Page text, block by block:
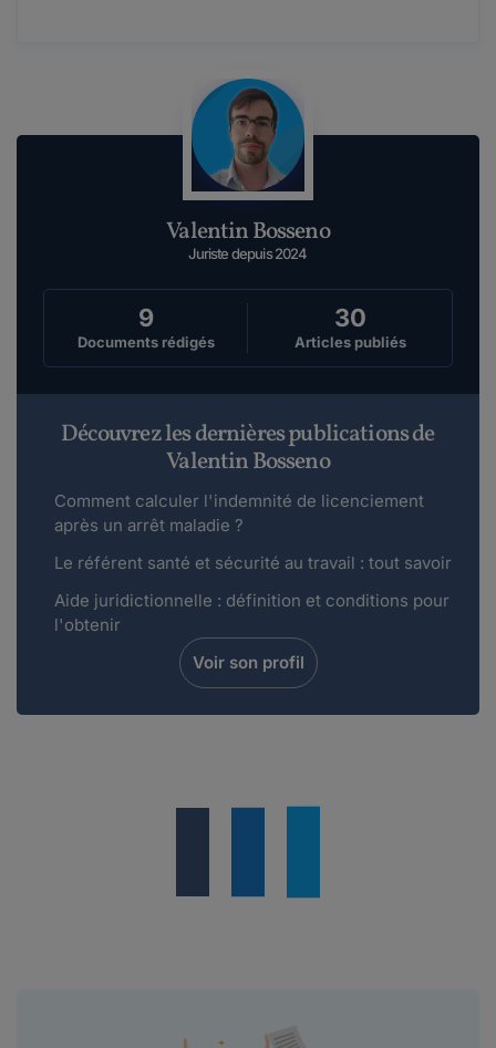
le 14-08-2020
Bonjour,Les commentaires sur article
permettent à la Rédaction d'éclaircir un point
in...
Lire plus
bebe.
Concernant le port des EPI au travail, si ces
tenues ne sont pas nettoyer par l'employeur,...
Valentin Bosseno
Juriste depuis 2024
9
Documents rédigés
30
Articles publiés
Découvrez les dernières publications de
Valentin Bosseno
Comment calculer l'indemnité de licenciement
après un arrêt maladie ?
Le référent santé et sécurité au travail : tout savoir
Aide juridictionnelle : définition et conditions pour
l'obtenir
Voir son profil